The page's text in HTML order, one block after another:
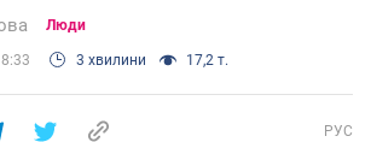
Люди
3 хвилини 17,2 т.
РУС